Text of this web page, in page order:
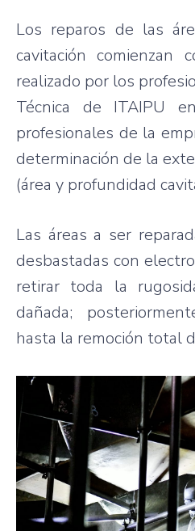
Los reparos de las
cavitación comienzan
realizado por los
Técnica de ITAIPU
profesionales de la
determinación de la
(área y profundidad
Las áreas a ser
desbastadas con
retirar toda la
dañada;
hasta la remoción total